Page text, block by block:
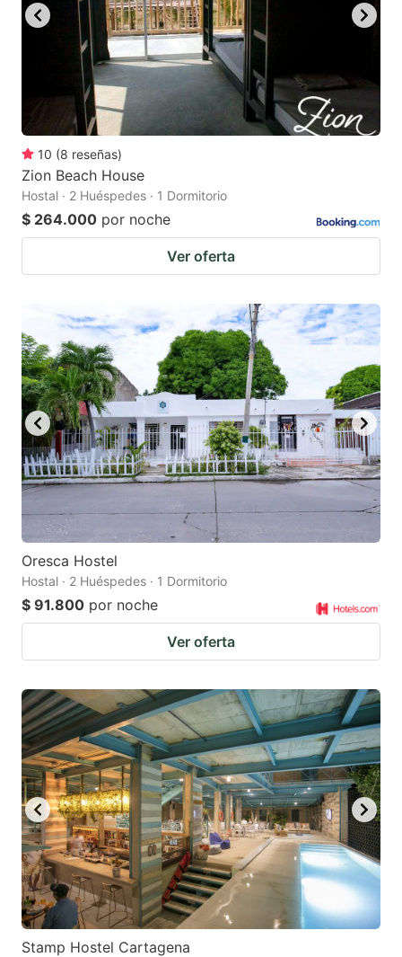
10 (8 reseñas)
Zion Beach House
Hostal · 2 Huéspedes · 1 Dormitorio
$ 264.000 por noche
Ver oferta
Oresca Hostel
Hostal · 2 Huéspedes · 1 Dormitorio
$ 91.800 por noche
Ver oferta
Stamp Hostel Cartagena